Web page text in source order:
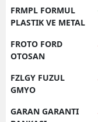
FRMPL FORMUL
PLASTIK VE METAL
FROTO FORD
OTOSAN
FZLGY FUZUL
GMYO
GARAN GARANTI